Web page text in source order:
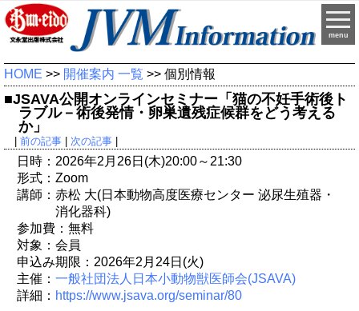
menu
HOME >> 開催案内 一覧 >> 個別情報
■JSAVA公開オンラインセミナー「猫の不妊手術後ト
ラブル－術後発情・卵巣遺残症候群をどう考える
か」
| 前の記事| 次の記事|
日時：2026年2月26日(木)20:00～21:30
形式：Zoom
講師：赤松 大(日本動物高度医療センター 泌尿生殖器・
消化器科)
参加費：無料
対象：会員
申込み期限：2026年2月24日(火)
主催： 一般社団法人日本小動物獣医師会(JSAVA)
詳細： https://www.jsava.org/seminar/80